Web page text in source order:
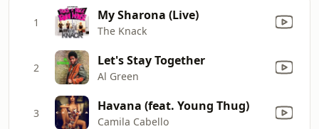
1 My Sharona (Live)
The Knack
2 Let's Stay Together
Al Green
3 Havana (feat. Young Thug)
Camila Cabello